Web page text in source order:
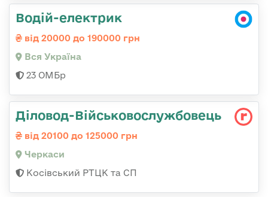
Водій-електрик
від 20000 до 190000 грн
Вся Україна
23 ОМБр
Діловод-Військовослужбовець
від 20100 до 125000 грн
Черкаси
Косівський РТЦК та СП